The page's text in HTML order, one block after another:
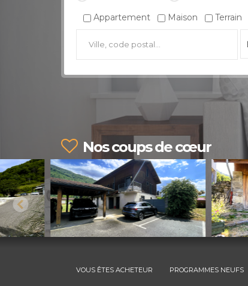
Appartement Maison Terrain
Nos coups de cœur
VOUS ÊTES ACHETEUR PROGRAMMES NEUFS